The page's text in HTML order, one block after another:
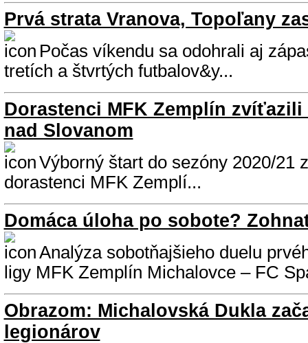
Prvá strata Vranova, Topoľany
Počas víkendu sa odohrali aj
tretích a štvrtých futbalov&y...
Dorastenci MFK Zemplín
nad Slovanom
Výborný štart do sezóny 2020/21
dorastenci MFK Zemplí...
Domáca úloha po sobote?
Analýza sobotňajšieho duelu
ligy MFK Zemplín Michalovce – FC
Obrazom: Michalovská Dukla
legionárov